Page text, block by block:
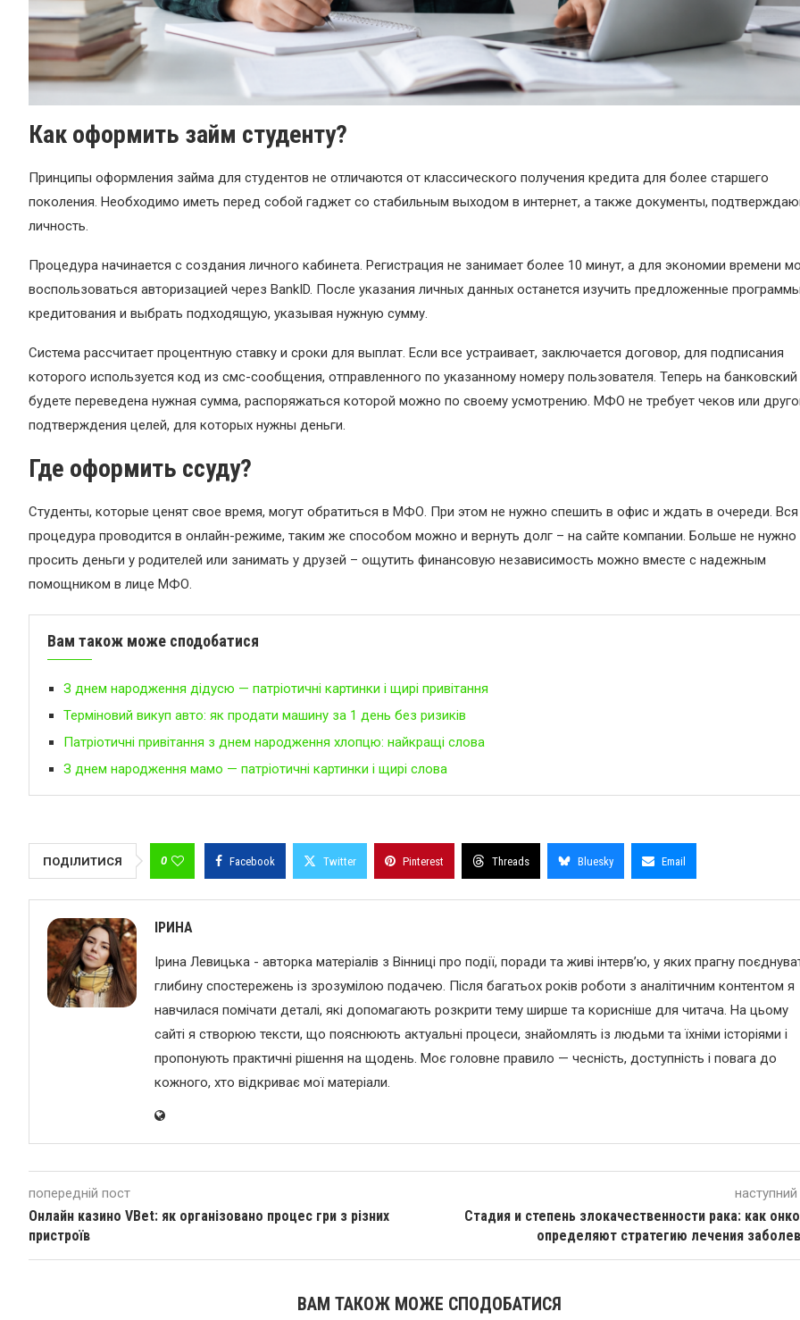
Как оформить займ студенту?
Принципы оформления займа для студентов не отличаются от классического получения кредита для более старшего
поколения. Необходимо иметь перед собой гаджет со стабильным выходом в интернет, а также документы,
личность.
Процедура начинается с создания личного кабинета. Регистрация не занимает более 10 минут, а для экономии времени
воспользоваться авторизацией через BankID. После указания личных данных останется изучить предложенные
кредитования и выбрать подходящую, указывая нужную сумму.
Система рассчитает процентную ставку и сроки для выплат. Если все устраивает, заключается договор, для подписания
которого используется код из смс-сообщения, отправленного по указанному номеру пользователя. Теперь на банковский
будете переведена нужная сумма, распоряжаться которой можно по своему усмотрению. МФО не требует чеков или
подтверждения целей, для которых нужны деньги.
Где оформить ссуду?
Студенты, которые ценят свое время, могут обратиться в МФО. При этом не нужно спешить в офис и ждать в очереди. Вся
процедура проводится в онлайн-режиме, таким же способом можно и вернуть долг – на сайте компании. Больше не нужно
просить деньги у родителей или занимать у друзей – ощутить финансовую независимость можно вместе с надежным
помощником в лице МФО.
Вам також може сподобатися
З днем народження дідусю — патріотичні картинки і щирі привітання
Терміновий викуп авто: як продати машину за 1 день без ризиків
Патріотичні привітання з днем народження хлопцю: найкращі слова
З днем народження мамо — патріотичні картинки і щирі слова
ПОДІЛИТИСЯ 0 Facebook Twitter Pinterest Threads Bluesky Email
ІРИНА
Ірина Левицька - авторка матеріалів з Вінниці про події, поради та живі інтерв’ю, у яких прагну
глибину спостережень із зрозумілою подачею. Після багатьох років роботи з аналітичним контентом я
навчилася помічати деталі, які допомагають розкрити тему ширше та корисніше для читача. На цьому
сайті я створюю тексти, що пояснюють актуальні процеси, знайомлять із людьми та їхніми історіями і
пропонують практичні рішення на щодень. Моє головне правило — чесність, доступність і повага до
кожного, хто відкриває мої матеріали.
попередній пост
Онлайн казино VBet: як організовано процес гри з різних
пристроїв
Стадия и степень злокачественности рака: как
определяют стратегию лечения
ВАМ ТАКОЖ МОЖЕ СПОДОБАТИСЯ